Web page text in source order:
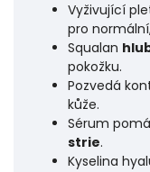
Vyživující
pro
Squalan
pokožku.
Pozvedá
kůže.
Sérum
strie.
Kyselina